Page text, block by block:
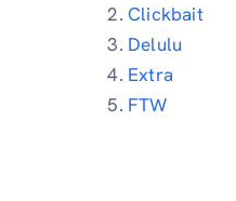
Clickbait
Delulu
Extra
FTW